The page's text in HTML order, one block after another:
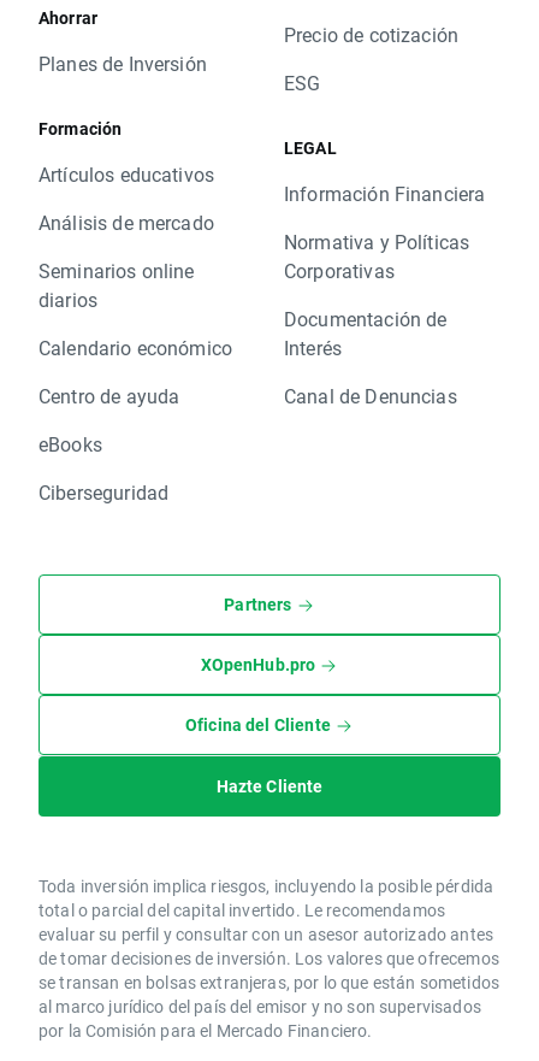
Ahorrar
Planes de Inversión
Formación
Artículos educativos
Análisis de mercado
Seminarios online
diarios
Calendario económico
Centro de ayuda
eBooks
Ciberseguridad
Precio de cotización
ESG
LEGAL
Información Financiera
Normativa y Políticas
Corporativas
Documentación de
Interés
Canal de Denuncias
Partners
XOpenHub.pro
Oficina del Cliente
Hazte Cliente
Toda inversión implica riesgos, incluyendo la posible pérdida
total o parcial del capital invertido. Le recomendamos
evaluar su perfil y consultar con un asesor autorizado antes
de tomar decisiones de inversión. Los valores que ofrecemos
se transan en bolsas extranjeras, por lo que están sometidos
al marco jurídico del país del emisor y no son supervisados
por la Comisión para el Mercado Financiero.